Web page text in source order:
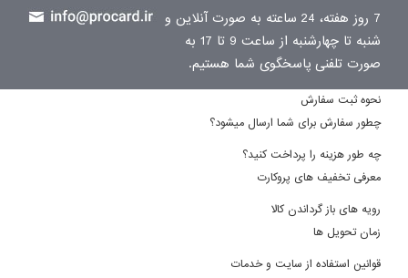
7 روز هفته، 24 ساعته به صورت آنلاین و
شنبه تا چهارشنبه از ساعت 9 تا 17 به
صورت تلفنی پاسخگوی شما هستیم.
نحوه ثبت سفارش
چطور سفارش برای شما ارسال میشود؟
چه طور هزینه را پرداخت کنید؟
معرفی تخفیف های پروکارت
رویه های باز گرداندن کالا
زمان تحویل ها
قوانین استفاده از سایت و خدمات